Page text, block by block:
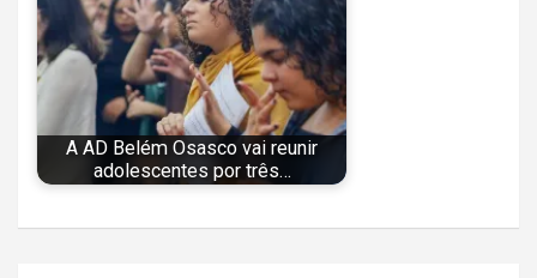
A AD Belém Osasco vai reunir
adolescentes por três…